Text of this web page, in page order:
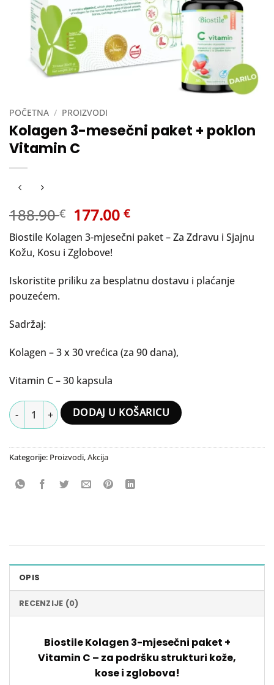
POČETNA / PROIZVODI
Kolagen 3-mesečni paket + poklon
Vitamin C
188.90€ Izvorna
cijena
bila
je:
188.90 €.
177.00€Trenutna
cijena
je:
Biostile Kolagen 3-mjesečni paket – Za Zdravu i Sjajnu
Kožu, Kosu i Zglobove!
Iskoristite priliku za besplatnu dostavu i plaćanje
pouzećem.
Sadržaj:
Kolagen – 3 x 30 vrećica (za 90 dana),
Vitamin C – 30 kapsula
Kolagen 3-mesečni paket + poklon Vitamin C količina
DODAJ U KOŠARICU
Kategorije: Proizvodi,Akcija
OPIS
RECENZIJE (0)
Biostile Kolagen 3-mjesečni paket +
Vitamin C – za podršku strukturi kože,
kose i zglobova!